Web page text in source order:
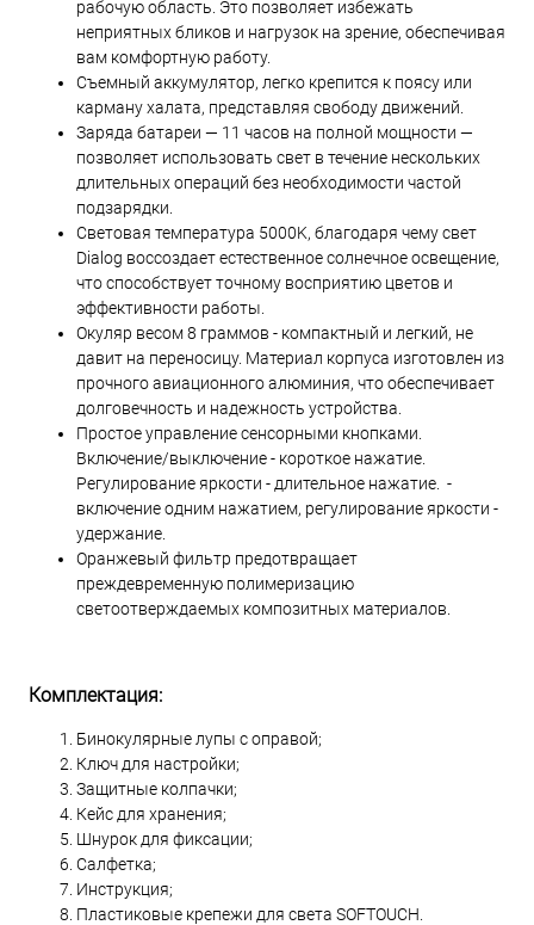
рабочую область. Это позволяет избежать
неприятных бликов и нагрузок на зрение, обеспечивая
вам комфортную работу.
Съемный аккумулятор, легко крепится к поясу или
карману халата, представляя свободу движений.
Заряда батареи — 11 часов на полной мощности —
позволяет использовать свет в течение нескольких
длительных операций без необходимости частой
подзарядки.
Световая температура 5000K, благодаря чему свет
Dialog воссоздает естественное солнечное освещение,
что способствует точному восприятию цветов и
эффективности работы.
Окуляр весом 8 граммов - компактный и легкий, не
давит на переносицу. Материал корпуса изготовлен из
прочного авиационного алюминия, что обеспечивает
долговечность и надежность устройства.
Простое управление сенсорными кнопками.
Включение/выключение - короткое нажатие.
Регулирование яркости - длительное нажатие. -
включение одним нажатием, регулирование яркости -
удержание.
Оранжевый фильтр предотвращает
преждевременную полимеризацию
светоотверждаемых композитных материалов.
Комплектация:
Бинокулярные лупы с оправой;
Ключ для настройки;
Защитные колпачки;
Кейс для хранения;
Шнурок для фиксации;
Салфетка;
Инструкция;
Пластиковые крепежи для света SOFTOUCH.